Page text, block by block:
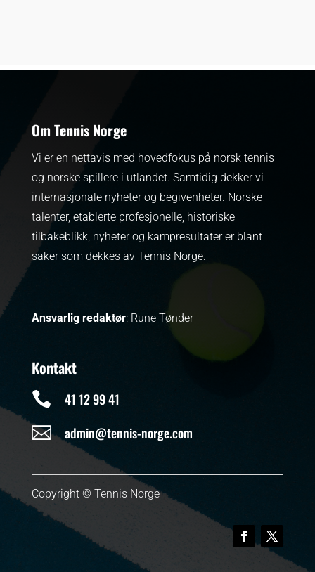
Om Tennis Norge
Vi er en nettavis med hovedfokus på norsk tennis
og norske spillere i utlandet. Samtidig dekker vi
internasjonale nyheter og begivenheter. Norske
talenter, etablerte profesjonelle, historiske
tilbakeblikk, nyheter og kampresultater er blant
saker som dekkes av Tennis Norge.
Ansvarlig redaktør: Rune Tønder
Kontakt
 41 12 99 41
 admin@tennis-norge.com
Copyright © Tennis Norge